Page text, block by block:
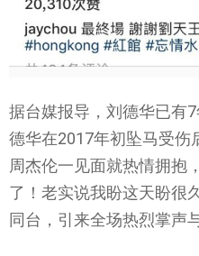
据台媒报导，刘德华已有
德华在2017年初坠马受伤
周杰伦一见面就热情拥抱
了！老实说我盼这天盼很
同台，引来全场热烈掌声